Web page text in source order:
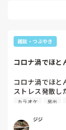
雑談・つぶやき
コロナ渦でほと
コロナ渦でほと
ストレス発散し
早出。あー嫌だ
カラオケ 早出
ジジ